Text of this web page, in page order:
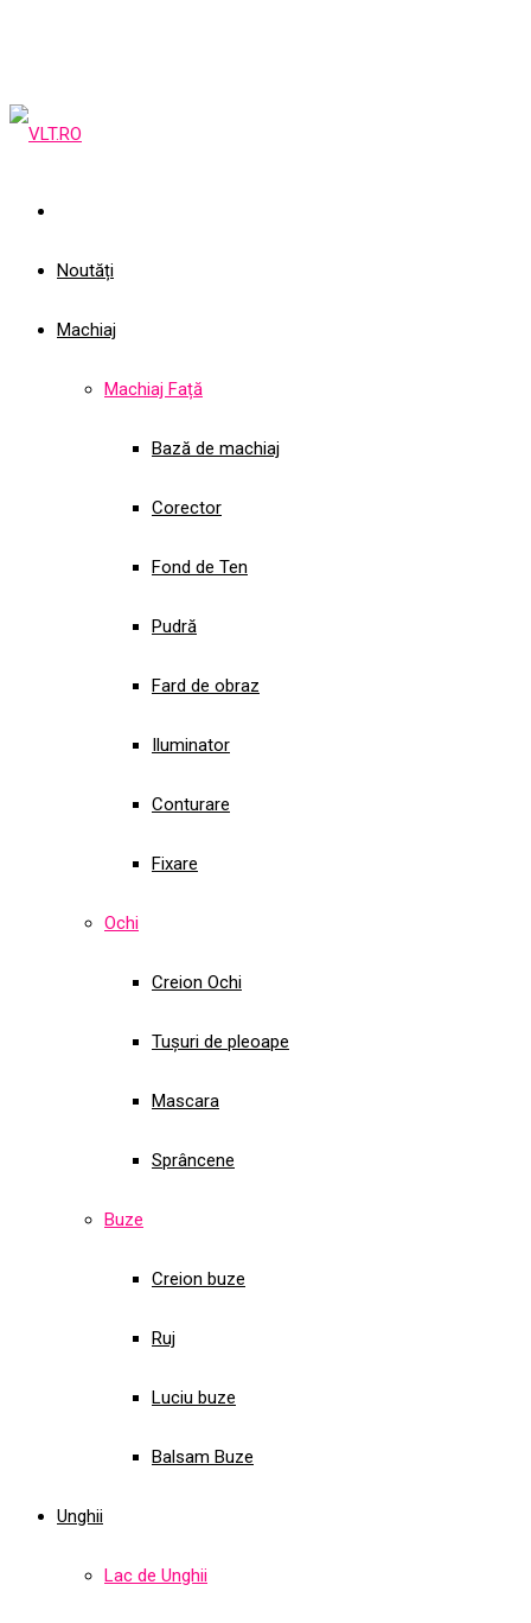
Noutăți
Machiaj
Machiaj Față
Bază de machiaj
Corector
Fond de Ten
Pudră
Fard de obraz
Iluminator
Conturare
Fixare
Ochi
Creion Ochi
Tușuri de pleoape
Mascara
Sprâncene
Buze
Creion buze
Ruj
Luciu buze
Balsam Buze
Unghii
Lac de Unghii